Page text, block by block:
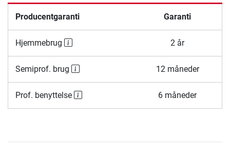
Producentgaranti Garanti
Hjemmebrug 2 år
Semiprof. brug 12 måneder
Prof. benyttelse 6 måneder